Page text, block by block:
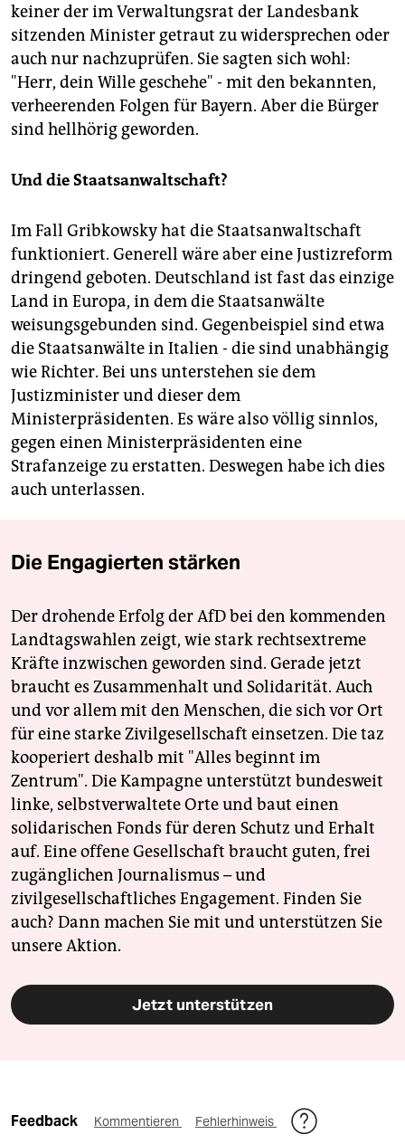
keiner der im Verwaltungsrat der Landesbank
sitzenden Minister getraut zu widersprechen oder
auch nur nachzuprüfen. Sie sagten sich wohl:
"Herr, dein Wille geschehe" - mit den bekannten,
verheerenden Folgen für Bayern. Aber die Bürger
sind hellhörig geworden.
Und die Staatsanwaltschaft?
Im Fall Gribkowsky hat die Staatsanwaltschaft
funktioniert. Generell wäre aber eine Justizreform
dringend geboten. Deutschland ist fast das einzige
Land in Europa, in dem die Staatsanwälte
weisungsgebunden sind. Gegenbeispiel sind etwa
die Staatsanwälte in Italien - die sind unabhängig
wie Richter. Bei uns unterstehen sie dem
Justizminister und dieser dem
Ministerpräsidenten. Es wäre also völlig sinnlos,
gegen einen Ministerpräsidenten eine
Strafanzeige zu erstatten. Deswegen habe ich dies
auch unterlassen.
Die Engagierten stärken
Der drohende Erfolg der AfD bei den kommenden
Landtagswahlen zeigt, wie stark rechtsextreme
Kräfte inzwischen geworden sind. Gerade jetzt
braucht es Zusammenhalt und Solidarität. Auch
und vor allem mit den Menschen, die sich vor Ort
für eine starke Zivilgesellschaft einsetzen. Die taz
kooperiert deshalb mit "Alles beginnt im
Zentrum". Die Kampagne unterstützt bundesweit
linke, selbstverwaltete Orte und baut einen
solidarischen Fonds für deren Schutz und Erhalt
auf. Eine offene Gesellschaft braucht guten, frei
zugänglichen Journalismus – und
zivilgesellschaftliches Engagement. Finden Sie
auch? Dann machen Sie mit und unterstützen Sie
unsere Aktion.
Jetzt unterstützen
Feedback Kommentieren Fehlerhinweis